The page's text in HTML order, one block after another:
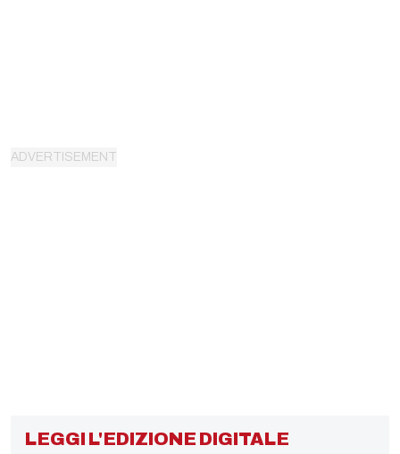
LEGGI L'EDIZIONE DIGITALE